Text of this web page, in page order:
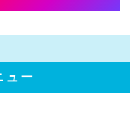
ュー